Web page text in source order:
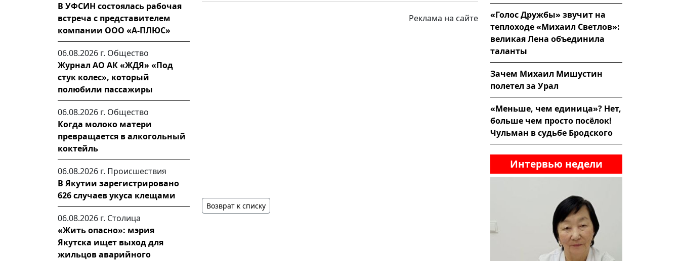
В УФСИН состоялась рабочая
встреча с представителем
компании ООО «А-ПЛЮС»
06.08.2026 г. Общество
Журнал АО АК «ЖДЯ» «Под
стук колес», который
полюбили пассажиры
06.08.2026 г. Общество
Когда молоко матери
превращается в алкогольный
коктейль
06.08.2026 г. Происшествия
В Якутии зарегистрировано
626 случаев укуса клещами
06.08.2026 г. Столица
«Жить опасно»: мэрия
Якутска ищет выход для
жильцов аварийного
Реклама на сайте
Возврат к списку
«Голос Дружбы» звучит на
теплоходе «Михаил Светлов»:
великая Лена объединила
таланты
Зачем Михаил Мишустин
полетел за Урал
«Меньше, чем единица»? Нет,
больше чем просто посёлок!
Чульман в судьбе Бродского
Интервью недели